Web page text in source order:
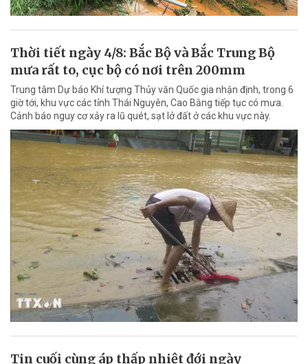
Thời tiết ngày 4/8: Bắc Bộ và Bắc Trung Bộ
mưa rất to, cục bộ có nơi trên 200mm
Trung tâm Dự báo Khí tượng Thủy văn Quốc gia nhận định, trong 6
giờ tới, khu vực các tỉnh Thái Nguyên, Cao Bằng tiếp tục có mưa.
Cảnh báo nguy cơ xảy ra lũ quét, sạt lở đất ở các khu vực này.
Tin cuối cùng áp thấp nhiệt đới ngày